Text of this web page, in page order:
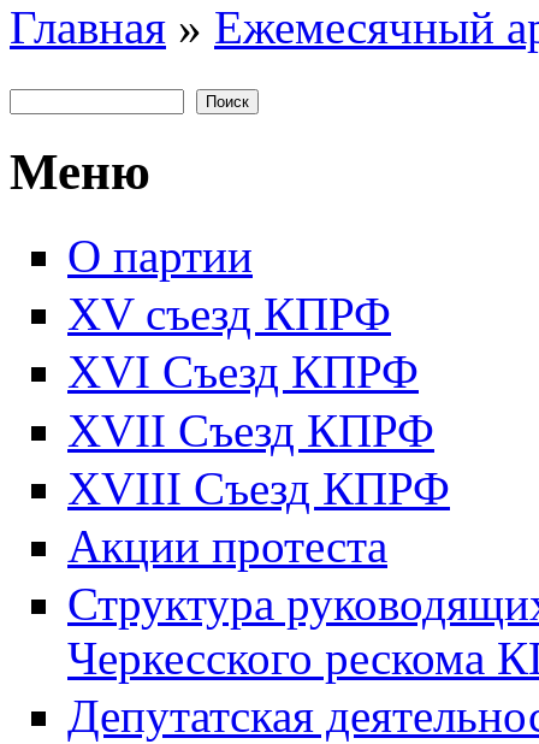
Вы здесь
Главная » Ежемесячный
Форма поиска
Меню
О партии
XV съезд КПРФ
XVI Съезд КПРФ
XVII Cъезд КПРФ
XVIII Cъезд КПРФ
Акции протеста
Структура
Черкесского рескома
Депутатская